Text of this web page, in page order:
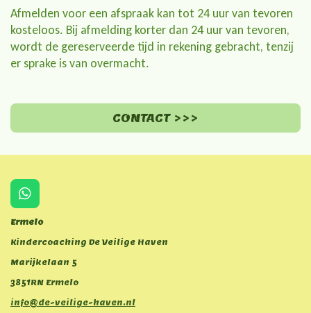
Afmelden voor een afspraak kan tot 24 uur van tevoren
kosteloos. Bij afmelding korter dan 24 uur van tevoren,
wordt de gereserveerde tijd in rekening gebracht, tenzij
er sprake is van overmacht.
CONTACT >>>
W
h
a
t
A
p
p
Ermelo
Kindercoaching De Veilige Haven
Marijkelaan 5
3851RN Ermelo
info@de-veilige-haven.nl